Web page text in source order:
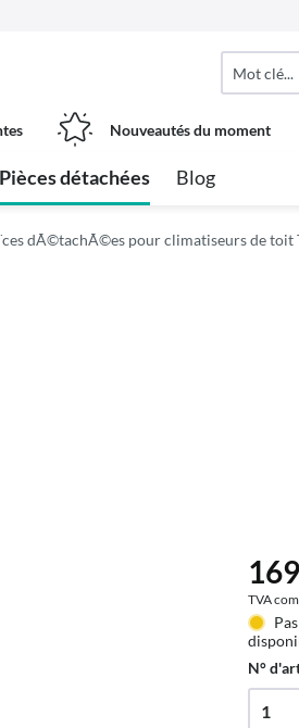
Nouveautés du moment
Pièces détachées Blog
dÃ©tachÃ©es pour climatiseurs de toit
TVA
N°